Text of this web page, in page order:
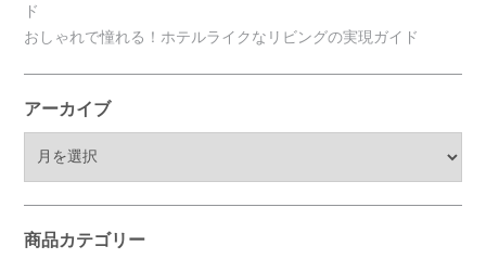
ド
おしゃれで憧れる！ホテルライクなリビングの実現ガイド
アーカイブ
ブ
商品カテゴリー